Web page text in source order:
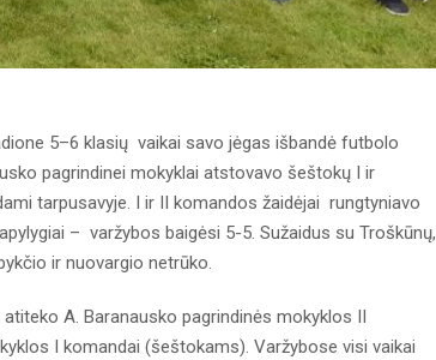
5–6 klasių vaikai savo jėgas išbandė futbolo
pagrindinei mokyklai atstovavo šeštokų I ir
tarpusavyje. I ir II komandos žaidėjai rungtyniavo
– varžybos baigėsi 5-5. Sužaidus su Troškūnų,
ir nuovargio netrūko.
A. Baranausko pagrindinės mokyklos II
I komandai (šeštokams). Varžybose visi vaikai